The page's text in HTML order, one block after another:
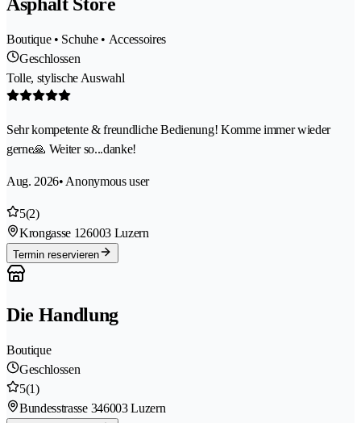
Asphalt Store
Boutique • Schuhe • Accessoires
Geschlossen
Tolle, stylische Auswahl
Sehr kompetente & freundliche Bedienung! Komme immer wieder
gerne🙏 Weiter so...danke!
Aug. 2026• Anonymous user
5(2)
Krongasse 126003 Luzern
Termin reservieren
Die Handlung
Boutique
Geschlossen
5(1)
Bundesstrasse 346003 Luzern